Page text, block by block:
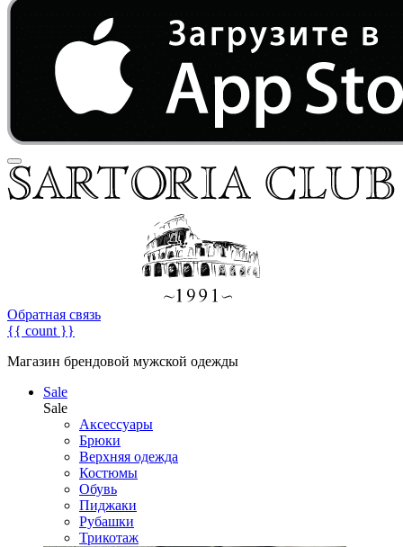
Обратная связь
{{ count }}
Магазин брендовой мужской одежды
Sale
Sale
Аксессуары
Брюки
Верхняя одежда
Костюмы
Обувь
Пиджаки
Рубашки
Трикотаж